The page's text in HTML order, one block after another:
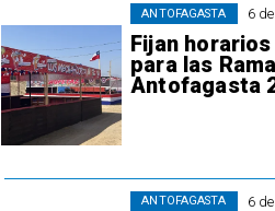
6
Fijan
para las
Antofagasta
ANTOFAGASTA
6
ANTOFAGASTA